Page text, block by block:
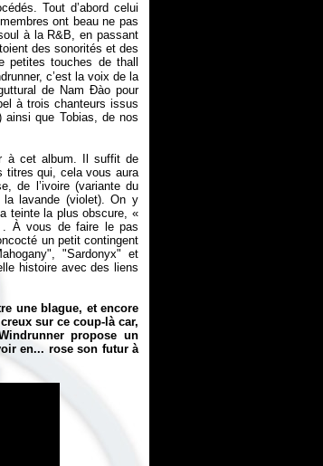
Tout d’abord celui
ont beau ne pas
à la R&B, en passant
des sonorités et des
petites touches de thall
c’est la voix de la
de Nam Đào pour
à trois chanteurs issus
ainsi que Tobias, de nos
à cet album. Il suffit de
titres qui, cela vous aura
de l’ivoire (variante du
la lavande (violet). On y
teinte la plus obscure, «
À vous de faire le pas
un petit contingent
"Sardonyx" et
histoire avec des liens
une blague, et encore
sur ce coup-là car,
propose un
en... rose son futur à